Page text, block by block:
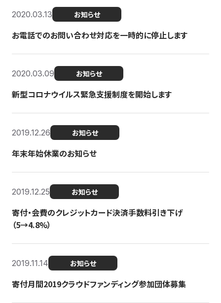
2020.03.13 お知らせ
お電話でのお問い合わせ対応を一時的に停止します
2020.03.09 お知らせ
新型コロナウイルス緊急支援制度を開始します
2019.12.26 お知らせ
年末年始休業のお知らせ
2019.12.25 お知らせ
寄付・会費のクレジットカード決済手数料引き下げ
（5→4.8%）
2019.11.14 お知らせ
寄付月間2019クラウドファンディング参加団体募集